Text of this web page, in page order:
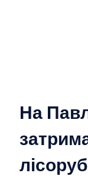
На